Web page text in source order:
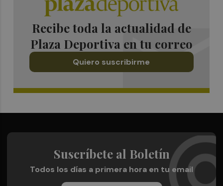
Recibe toda la actualidad de
Plaza Deportiva en tu correo
Quiero suscribirme
Suscríbete al Boletín
Todos los días a primera hora en tu email